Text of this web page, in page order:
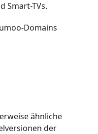
Smart-TVs.
Domains
ähnliche
der